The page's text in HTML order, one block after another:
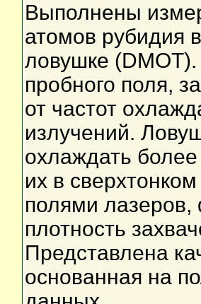
Выполнены
атомов рубидия
ловушке
пробного поля,
от частот
излучений.
охлаждать
их в
полями
плотность
Представлена
основанная на